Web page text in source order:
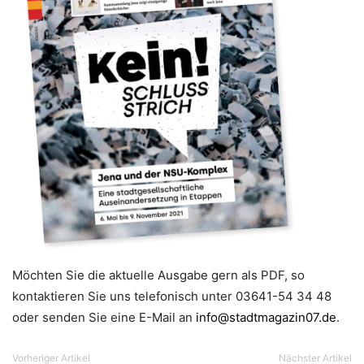
Möchten Sie die aktuelle Ausgabe gern als PDF, so
kontaktieren Sie uns telefonisch unter 03641-54 34 48
oder senden Sie eine E-Mail an info@stadtmagazin07.de.
Vorheriger Artikel Nächster Artikel